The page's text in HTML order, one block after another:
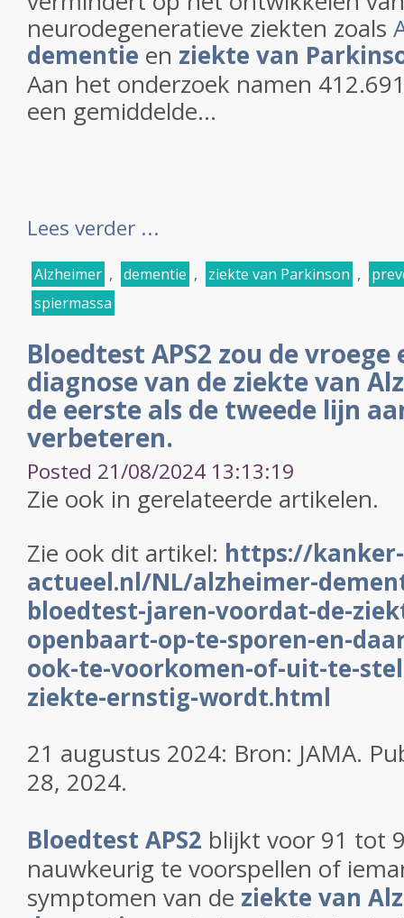
neurodegeneratieve ziekten zoals
dementie en ziekte van
Aan het onderzoek namen
een gemiddelde...
Lees verder ...
Alzheimer , dementie , ziekte van Parkinson ,
spiermassa
Bloedtest APS2 zou de
diagnose van de ziekte van
de eerste als de tweede lijn
verbeteren.
Posted 21/08/2024 13:13:19
Zie ook in gerelateerde artikelen.
Zie ook dit artikel: https://kanker-
actueel.nl/NL/alzheimer-
bloedtest-jaren-voordat-de-
openbaart-op-te-sporen-en-
ook-te-voorkomen-of-uit-te-
ziekte-ernstig-wordt.html
21 augustus 2024: Bron: JAMA.
28, 2024.
Bloedtest APS2 blijkt voor 91 tot
nauwkeurig te voorspellen of
symptomen van de ziekte van